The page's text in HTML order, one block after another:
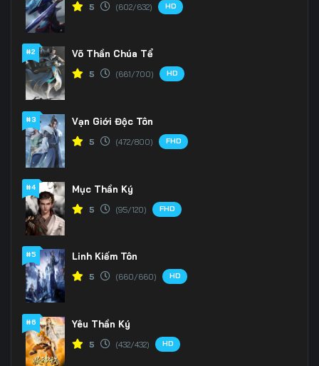
5 (602/632) HD
#2 Võ Thần Chúa Tể
5 (661/700) HD
#3 Vạn Giới Độc Tôn
5 (472/800) FHD
#4 Mục Thần Ký
5 (95/120) FHD
#5 Linh Kiếm Tôn
5 (660/660) HD
#6 Yêu Thần Ký
5 (432/432) HD